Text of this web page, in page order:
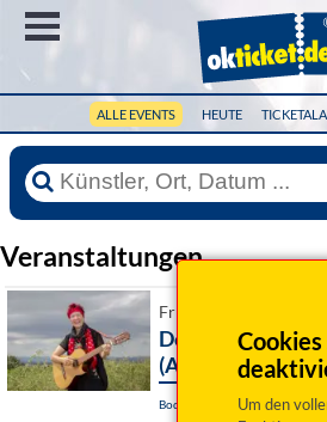
ALLE EVENTS HEUTE
Cookies
Um den
Veranstaltungen
Fr 07. August 2026
De
(ABGESAGT)
Bodenwöhr, Seebühne